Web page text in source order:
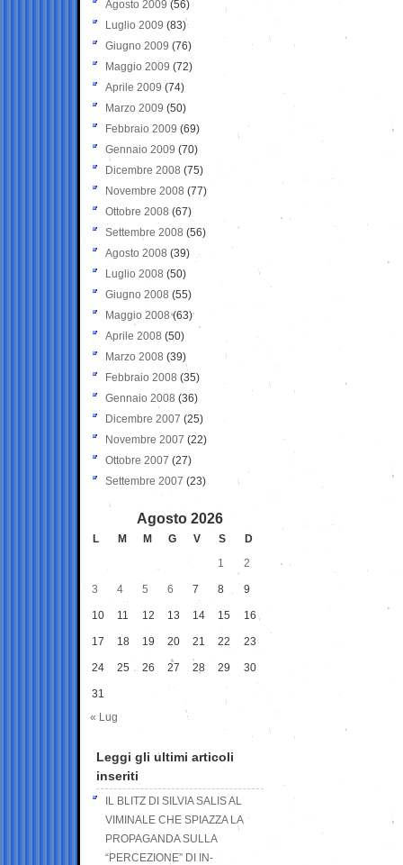
Agosto 2009 (56)
Luglio 2009 (83)
Giugno 2009 (76)
Maggio 2009 (72)
Aprile 2009 (74)
Marzo 2009 (50)
Febbraio 2009 (69)
Gennaio 2009 (70)
Dicembre 2008 (75)
Novembre 2008 (77)
Ottobre 2008 (67)
Settembre 2008 (56)
Agosto 2008 (39)
Luglio 2008 (50)
Giugno 2008 (55)
Maggio 2008(63)
Aprile 2008 (50)
Marzo 2008 (39)
Febbraio 2008 (35)
Gennaio 2008 (36)
Dicembre 2007 (25)
Novembre 2007 (22)
Ottobre 2007 (27)
Settembre 2007 (23)
Agosto 2026
L M M G V S
D
1
2
3 4 5 6 7 8 9
10 11 12 13 14 15 16
17 18 19 20 21 22 23
24 25 26 27 28 29 30
31
« Lug
Leggi gli ultimi articoli
inseriti
IL BLITZ DI SILVIA SALIS AL
VIMINALE CHE SPIAZZA LA
PROPAGANDA SULLA
“PERCEZIONE” DI IN-